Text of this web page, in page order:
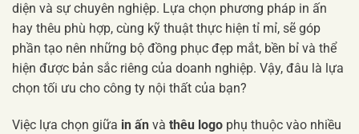
diện và sự chuyên nghiệp. Lựa chọn phương pháp in ấn
hay thêu phù hợp, cùng kỹ thuật thực hiện tỉ mỉ, sẽ góp
phần tạo nên những bộ đồng phục đẹp mắt, bền bỉ và thể
hiện được bản sắc riêng của doanh nghiệp. Vậy, đâu là lựa
chọn tối ưu cho công ty nội thất của bạn?
Việc lựa chọn giữa in ấn và thêu logo phụ thuộc vào nhiều